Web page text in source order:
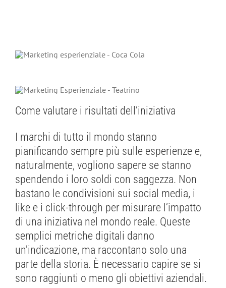
Come valutare i risultati dell’iniziativa
I marchi di tutto il mondo stanno
pianificando sempre più sulle esperienze e,
naturalmente, vogliono sapere se stanno
spendendo i loro soldi con saggezza. Non
bastano le condivisioni sui social media, i
like e i click-through per misurare l’impatto
di una iniziativa nel mondo reale. Queste
semplici metriche digitali danno
un’indicazione, ma raccontano solo una
parte della storia. È necessario capire se si
sono raggiunti o meno gli obiettivi aziendali.